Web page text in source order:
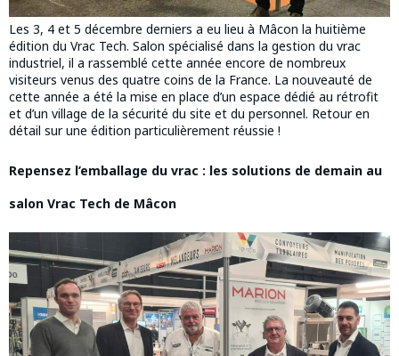
Les 3, 4 et 5 décembre derniers a eu lieu à Mâcon la huitième
édition du Vrac Tech. Salon spécialisé dans la gestion du vrac
industriel, il a rassemblé cette année encore de nombreux
visiteurs venus des quatre coins de la France. La nouveauté de
cette année a été la mise en place d’un espace dédié au rétrofit
et d’un village de la sécurité du site et du personnel. Retour en
détail sur une édition particulièrement réussie !
Repensez l’emballage du vrac : les solutions de demain au
salon Vrac Tech de Mâcon